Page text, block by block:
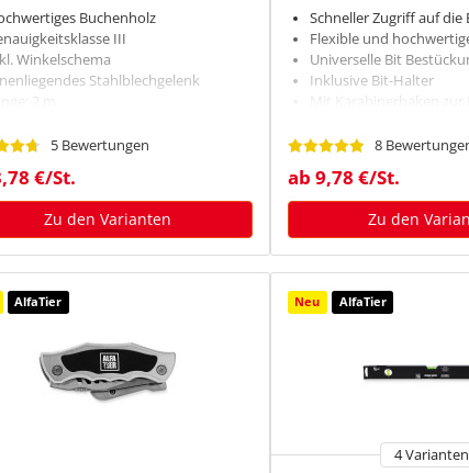
Buchenholz
III
Winkelschema
Stahlblechgelenk
5 Bewertungen
€/St.
Zu den Varianten
Schneller Zugriff auf die
Flexible und
Universelle Bit
Inklusive Bit-Halter
Mit Karabinerhaken zur
8
ab 9,78 €/St.
Zu den
AlfaTier Neu AlfaTier
4 Varianten